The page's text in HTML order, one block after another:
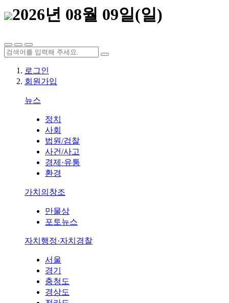
2026년 08월 09일(일)
로그인
회원가입
뉴스
정치
사회
법원/검찰
사건/사고
경제·유통
환경
가치의창조
만물상
포토뉴스
자치행정·자치경찰
서울
경기
충청도
경상도